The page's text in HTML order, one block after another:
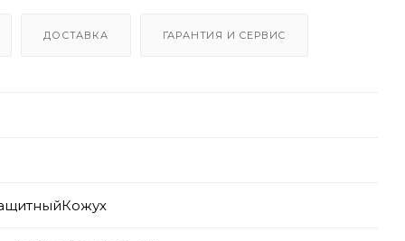
ДОСТАВКА ГАРАНТИЯ И СЕРВИС